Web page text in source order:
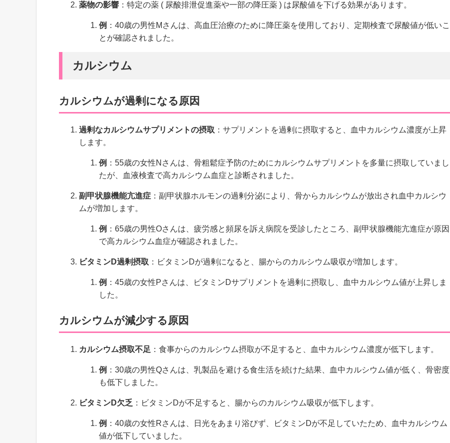
薬物の影響 ：特定の薬 ( 尿酸排泄促進薬や一部の降圧薬 ) は尿酸値を下げる効果があります。
例 ：40歳の男性Mさんは、高血圧治療のために降圧薬を使用しており、定期検査で尿酸値が低いこ
とが確認されました。
カルシウム
カルシウムが過剰になる原因
過剰なカルシウムサプリメントの摂取 ：サプリメントを過剰に摂取すると、血中カルシウム濃度が上昇
します。
例 ：55歳の女性Nさんは、骨粗鬆症予防のためにカルシウムサプリメントを多量に摂取していまし
たが、血液検査で高カルシウム血症と診断されました。
副甲状腺機能亢進症 ：副甲状腺ホルモンの過剰分泌により、骨からカルシウムが放出され血中カルシウ
ムが増加します。
例 ：65歳の男性Oさんは、疲労感と頻尿を訴え病院を受診したところ、副甲状腺機能亢進症が原因
で高カルシウム血症が確認されました。
ビタミンD過剰摂取 ：ビタミンDが過剰になると、腸からのカルシウム吸収が増加します。
例 ：45歳の女性Pさんは、ビタミンDサプリメントを過剰に摂取し、血中カルシウム値が上昇しま
した。
カルシウムが減少する原因
カルシウム摂取不足 ：食事からのカルシウム摂取が不足すると、血中カルシウム濃度が低下します。
例 ：30歳の男性Qさんは、乳製品を避ける食生活を続けた結果、血中カルシウム値が低く、骨密度
も低下しました。
ビタミンD欠乏 ：ビタミンDが不足すると、腸からのカルシウム吸収が低下します。
例 ：40歳の女性Rさんは、日光をあまり浴びず、ビタミンDが不足していたため、血中カルシウム
値が低下していました。